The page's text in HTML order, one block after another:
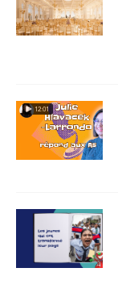
12:01